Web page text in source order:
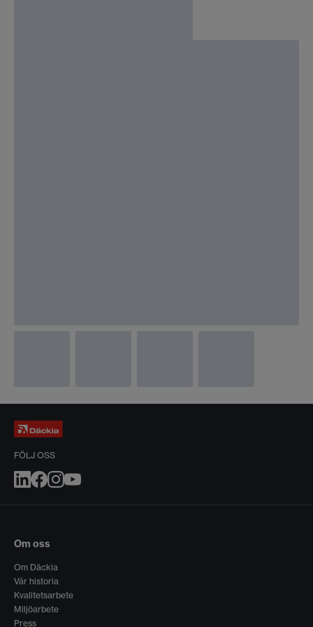
FÖLJ OSS
Om oss
Om Däckia
Vår historia
Kvalitetsarbete
Miljöarbete
Press